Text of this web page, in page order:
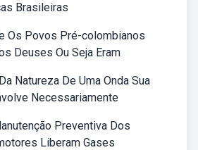
Brasileiras
Os Povos Pré-colombianos
Deuses Ou Seja Eram
Natureza De Uma Onda Sua
Necessariamente
Preventiva Dos
Liberam Gases